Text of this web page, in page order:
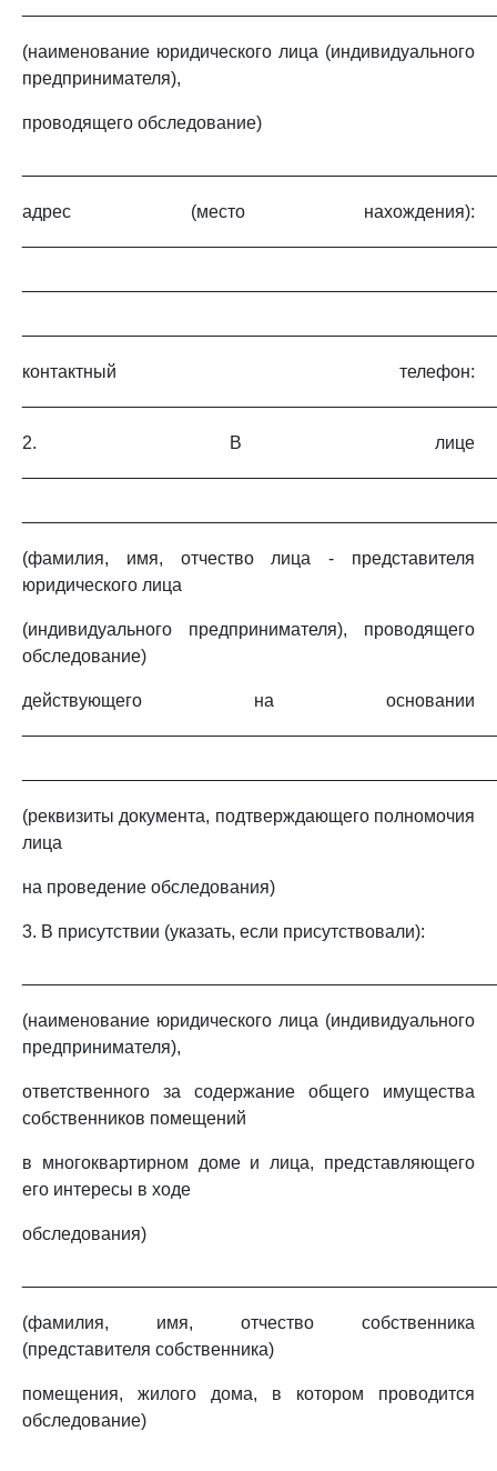
(наименование юридического лица (индивидуального
предпринимателя),
проводящего обследование)
адрес (место нахождения):
контактный телефон:
2. В лице
(фамилия, имя, отчество лица - представителя
юридического лица
(индивидуального предпринимателя), проводящего
обследование)
действующего на основании
(реквизиты документа, подтверждающего полномочия
лица
на проведение обследования)
3. В присутствии (указать, если присутствовали):
(наименование юридического лица (индивидуального
предпринимателя),
ответственного за содержание общего имущества
собственников помещений
в многоквартирном доме и лица, представляющего
его интересы в ходе
обследования)
(фамилия, имя, отчество собственника
(представителя собственника)
помещения, жилого дома, в котором проводится
обследование)